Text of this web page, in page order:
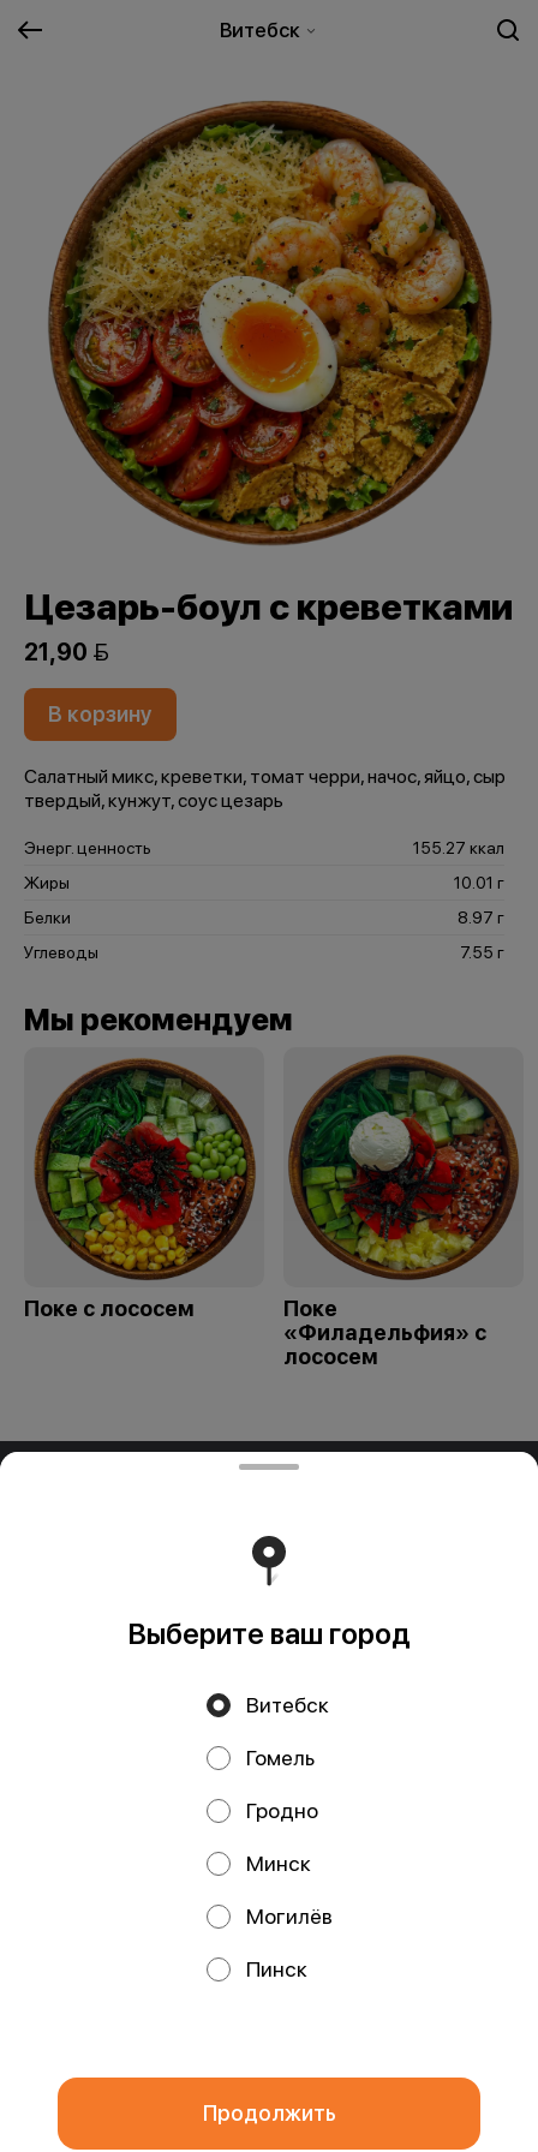
Витебск
аналитических сервисов согласно нашейполитике
конфиденциальности
Цезарь-боул с креветками
21,90 
В корзину
Салатный микс, креветки, томат черри, начос, яйцо, сыр
твердый, кунжут, соус цезарь
Энерг. ценность
155.27 ккал
Жиры
10.01 г
Белки
8.97 г
Углеводы
7.55 г
Мы рекомендуем
Поке с лососем
Поке
«Филадельфия» с
лососем
ООО "ПАДТАЙ-ГРУПП"
Свидетельство выдано Минским горисполкомом
03.12.2020 г. Интернет-магазин зарегистрирован в
Торговом реестре Республики Беларусь 18.01.2021г.
Публичная оферта
Выберите ваш город
Витебск
Гомель
Гродно
Минск
Могилёв
Пинск